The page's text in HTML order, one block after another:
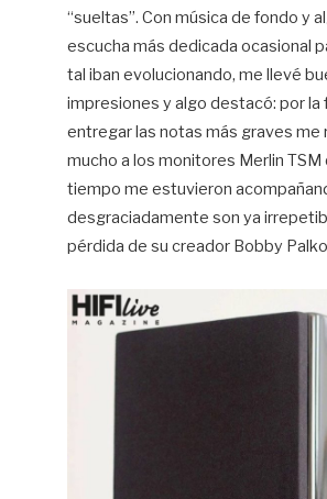
“sueltas”. Con música de fondo y
escucha más dedicada ocasional
tal iban evolucionando, me llevé
impresiones y algo destacó: por la
entregar las notas más graves me
mucho a los monitores Merlin
tiempo me estuvieron
desgraciadamente son ya
pérdida de su creador Bobby